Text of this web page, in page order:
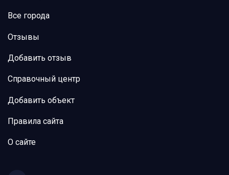
Все города
Отзывы
Добавить отзыв
Справочный центр
Добавить объект
Правила сайта
О сайте